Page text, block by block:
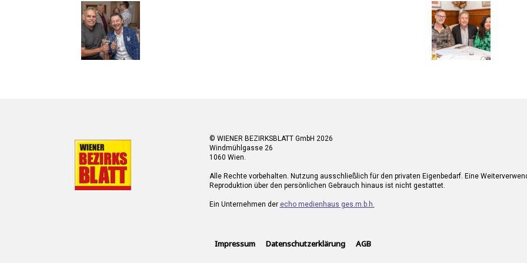
© WIENER BEZIRKSBLATT GmbH 2026
Windmühlgasse 26
1060 Wien.
Alle Rechte vorbehalten. Nutzung ausschließlich für den privaten Eigenbedarf. Eine
Reproduktion über den persönlichen Gebrauch hinaus ist nicht gestattet.
Ein Unternehmen der echo medienhaus ges.m.b.h.
Impressum Datenschutzerklärung AGB